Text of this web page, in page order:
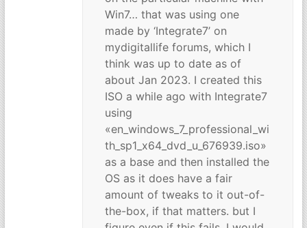
Win7… that was using one
made by ‘Integrate7’ on
mydigitallife forums, which I
think was up to date as of
about Jan 2023. I created this
ISO a while ago with Integrate7
using
«en_windows_7_professional_wi
th_sp1_x64_dvd_u_676939.iso»
as a base and then installed the
OS as it does have a fair
amount of tweaks to it out-of-
the-box, if that matters. but I